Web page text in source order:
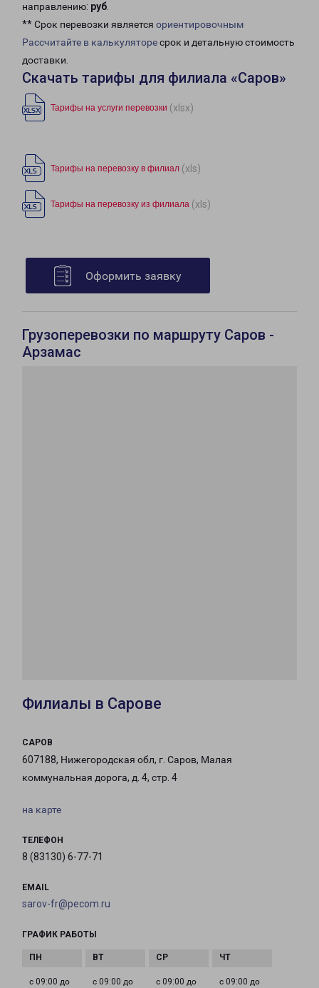
направлению: руб.
** Срок перевозки является ориентировочным
Рассчитайте в калькуляторесрок и детальную стоимость
доставки.
Скачать тарифы для филиала «Саров»
Тарифы на услуги перевозки (xlsx)
Тарифы на перевозку в филиал (xls)
Тарифы на перевозку из филиала (xls)
Оформить заявку
Грузоперевозки по маршруту Саров -
Арзамас
Филиалы в Сарове
САРОВ
607188, Нижегородская обл, г. Саров, Малая
коммунальная дорога, д. 4, стр. 4
на карте
ТЕЛЕФОН
8 (83130) 6-77-71
EMAIL
sarov-fr@pecom.ru
ГРАФИК РАБОТЫ
с 09:00 до
с 09:00 до
с 09:00 до
с 09:00 до